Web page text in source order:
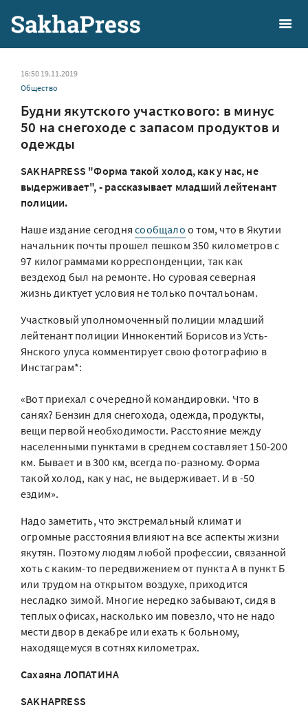
16:50 19.11.2019
Общество
Будни якутского участкового: в минус
50 на снегоходе с запасом продуктов и
одежды
SAKHAPRESS "Форма такой холод, как у нас, не
выдерживает", - рассказывает младший лейтенант
полиции.
Наше издание сегоднясообщало о том, что в Якутии
начальник почты прошел пешком 350 километров с
97 килограммами корреспонденции, так как
вездеход был на ремонте. Но суровая северная
жизнь диктует условия не только почтальонам.
Участковый уполномоченный полиции младший
лейтенант полиции Иннокентий Борисов из Усть-
Янского улуса комментирует свою фотографию в
Инстаграм*:
«Вот приехал с очередной командировки. Что в
санях? Бензин для снегохода, одежда, продукты,
вещи первой необходимости. Расстояние между
населенными пунктами в среднем составляет 150-200
км. Бывает и в 300 км, всегда по-разному. Форма
такой холод, как у нас, не выдерживает. И в -50
ездим».
Надо заметить, что экстремальный климат и
огромные расстояния влияют на все аспекты жизни
якутян. Поэтому людям любой профессии, связанной
хоть с каким-то передвижением от пункта А в пункт Б
или трудом на открытом воздухе, приходится
несладко зимой. Многие нередко забывают, сидя в
теплых офисах, насколько им повезло, что не надо
мести двор в декабре или ехать к больному,
находящемуся в сотнях километрах.
Сахаяна ЛОПАТИНА
SAKHAPRESS